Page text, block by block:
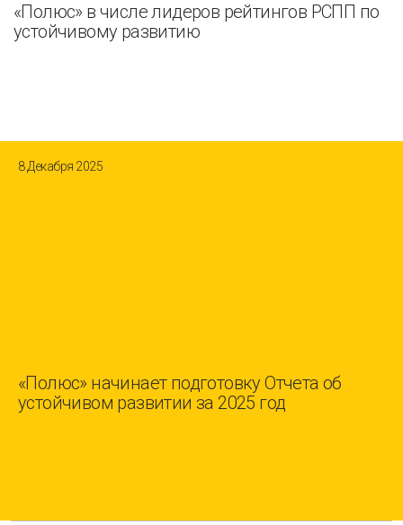
«Полюс» в числе лидеров рейтингов РСПП по
устойчивому развитию
8 Декабря 2025
«Полюс» начинает подготовку Отчета об
устойчивом развитии за 2025 год